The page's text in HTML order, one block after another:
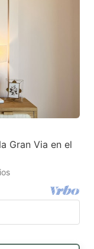
Gran Via en el